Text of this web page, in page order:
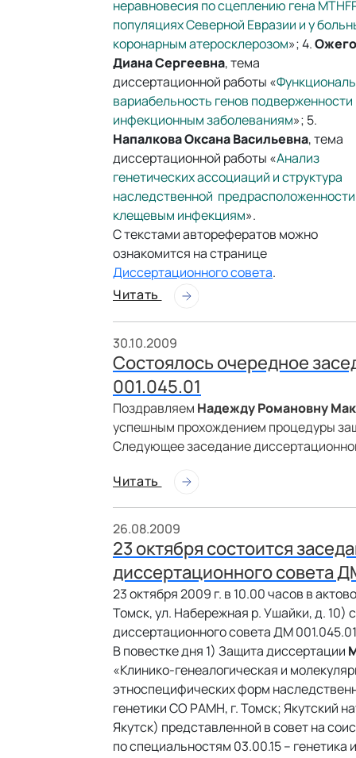
неравновесия по сцеплению гена
популяциях Северной Евразии и у
коронарным атеросклерозом»; 4.
Диана Сергеевна, тема
диссертационной работы «
вариабельность генов подверженности
инфекционным заболеваниям»; 5.
Напалкова Оксана Васильевна, тема
диссертационной работы «Анализ
генетических ассоциаций и структура
наследственной предрасположенности
клещевым инфекциям».
С текстами авторефератов можно
ознакомится на странице
Диссертационного совета.
Читать
30.10.2009
Состоялось очередное
001.045.01
Поздравляем Надежду Романовну
успешным прохождением процедуры
Следующее заседание
Читать
26.08.2009
23 октября состоится
диссертационного совета
23 октября 2009 г. в 10.00 часов в
Томск, ул. Набережная р. Ушайки, д. 10)
диссертационного совета ДМ
В повестке дня 1) Защита диссертации
«Клинико-генеалогическая и
этноспецифических форм
генетики СО РАМН, г. Томск; Якутский
Якутск) представленной в совет на
по специальностям 03.00.15 –